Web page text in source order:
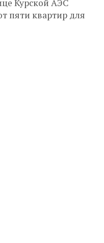
Курской АЭС
пяти квартир для